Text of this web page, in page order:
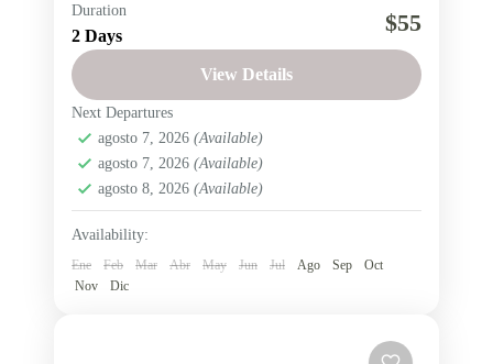
Descubre Salinas de Guaranda en un tour de 2
días y 1 noche desde Quito o Ambato. Conoce
las fábricas de quesos y chocolates, visita las
Minas de Sal, disfruta de la gastronomía local y
contempla el atardecer y el Mar de Nubes desde
el mirador La Caída del Sol.
Provincia de Bolívar
Fácil
1 Person
Duration
2 Days $55
View Details
Next Departures
agosto 7, 2026 (Available)
agosto 7, 2026 (Available)
agosto 8, 2026 (Available)
Availability:
Ene Feb Mar Abr May Jun Jul Ago Sep
Oct
Nov
Dic